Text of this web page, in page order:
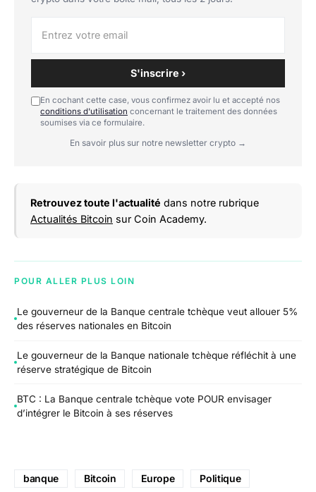
S'inscrire ›
En cochant cette case, vous confirmez avoir lu et accepté nos
conditions d'utilisation concernant le traitement des données
soumises via ce formulaire.
En savoir plus sur notre newsletter crypto →
Retrouvez toute l'actualité dans notre rubrique
Actualités Bitcoin sur Coin Academy.
POUR ALLER PLUS LOIN
Le gouverneur de la Banque centrale tchèque veut allouer 5%
des réserves nationales en Bitcoin
Le gouverneur de la Banque nationale tchèque réfléchit à une
réserve stratégique de Bitcoin
BTC : La Banque centrale tchèque vote POUR envisager
d’intégrer le Bitcoin à ses réserves
banque Bitcoin Europe Politique